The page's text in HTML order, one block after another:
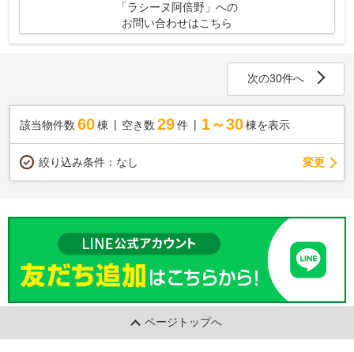
「ラシーヌ阿倍野」への
お問い合わせはこちら
次の30件へ
該当物件数 60棟 空き数 29 件 1～30 棟を表示
絞り込み条件： なし 変更
ページトップへ